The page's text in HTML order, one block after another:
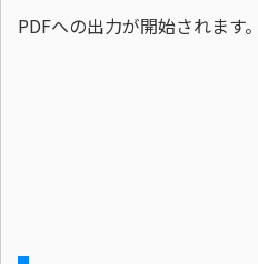
PDFへの出力が開始されます。